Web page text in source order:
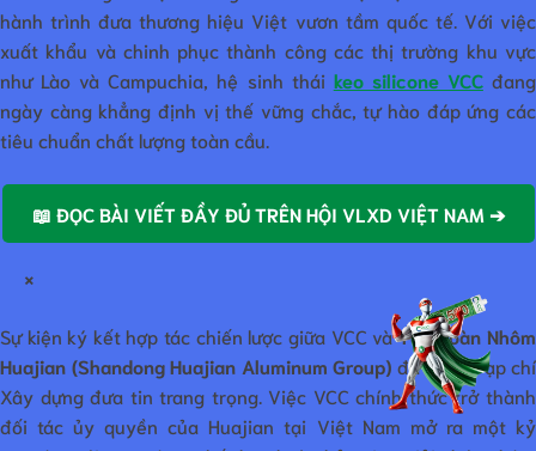
hành trình đưa thương hiệu Việt vươn tầm quốc tế. Với việc
xuất khẩu và chinh phục thành công các thị trường khu vực
như Lào và Campuchia, hệ sinh thái keo silicone VCCđang
ngày càng khẳng định vị thế vững chắc, tự hào đáp ứng các
tiêu chuẩn chất lượng toàn cầu.
📖 ĐỌC BÀI VIẾT ĐẦY ĐỦ TRÊN HỘI VLXD VIỆT NAM ➔
×
Sự kiện ký kết hợp tác chiến lược giữa VCC vàTập đoàn Nhôm
Huajian (Shandong Huajian Aluminum Group) đã được Tạp chí
Xây dựng đưa tin trang trọng. Việc VCC chính thức trở thành
đối tác ủy quyền của Huajian tại Việt Nam mở ra một kỷ